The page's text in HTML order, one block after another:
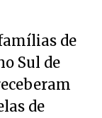
de
Sul de
de